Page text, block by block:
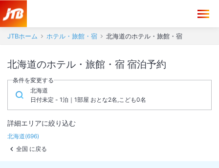
JTBホーム ホテル・旅館・宿 北海道のホテル・旅館・宿
北海道のホテル・旅館・宿 宿泊予約
条件を変更する
北海道
日付未定 - 1泊｜1部屋 おとな2名,こども0名
詳細エリアに絞り込む
北海道(696)
全国 に戻る